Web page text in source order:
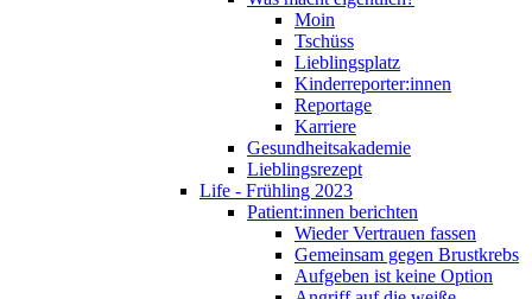
Moin
Tschüss
Lieblingsplatz
Kinderreporter:innen
Reportage
Karriere
Gesundheitsakademie
Lieblingsrezept
Life - Frühling 2023
Patient:innen berichten
Wieder Vertrauen fassen
Gemeinsam gegen Brustkrebs
Aufgeben ist keine Option